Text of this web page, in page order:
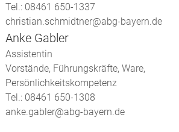
Tel.: 08461 650-1337
christian.schmidtner@abg-bayern.de
Anke Gabler
Assistentin
Vorstände, Führungskräfte, Ware,
Persönlichkeitskompetenz
Tel.: 08461 650-1308
anke.gabler@abg-bayern.de